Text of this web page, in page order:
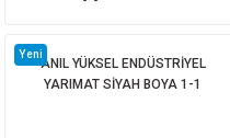
Yeni
ANIL YÜKSEL ENDÜSTRİYEL
YARIMAT SİYAH BOYA 1-1